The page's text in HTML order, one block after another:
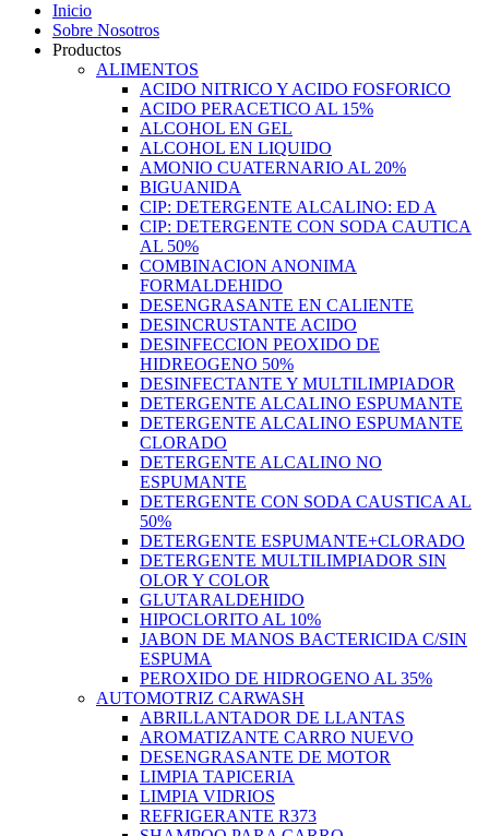
Inicio
Sobre Nosotros
Productos
ALIMENTOS
ACIDO NITRICO Y ACIDO FOSFORICO
ACIDO PERACETICO AL 15%
ALCOHOL EN GEL
ALCOHOL EN LIQUIDO
AMONIO CUATERNARIO AL 20%
BIGUANIDA
CIP: DETERGENTE ALCALINO: ED A
CIP: DETERGENTE CON SODA CAUTICA
AL 50%
COMBINACION ANONIMA
FORMALDEHIDO
DESENGRASANTE EN CALIENTE
DESINCRUSTANTE ACIDO
DESINFECCION PEOXIDO DE
HIDREOGENO 50%
DESINFECTANTE Y MULTILIMPIADOR
DETERGENTE ALCALINO ESPUMANTE
DETERGENTE ALCALINO ESPUMANTE
CLORADO
DETERGENTE ALCALINO NO
ESPUMANTE
DETERGENTE CON SODA CAUSTICA AL
50%
DETERGENTE ESPUMANTE+CLORADO
DETERGENTE MULTILIMPIADOR SIN
OLOR Y COLOR
GLUTARALDEHIDO
HIPOCLORITO AL 10%
JABON DE MANOS BACTERICIDA C/SIN
ESPUMA
PEROXIDO DE HIDROGENO AL 35%
AUTOMOTRIZ CARWASH
ABRILLANTADOR DE LLANTAS
AROMATIZANTE CARRO NUEVO
DESENGRASANTE DE MOTOR
LIMPIA TAPICERIA
LIMPIA VIDRIOS
REFRIGERANTE R373